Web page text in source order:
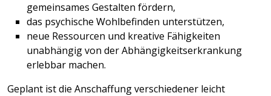
gemeinsames Gestalten fördern,
das psychische Wohlbefinden unterstützen,
neue Ressourcen und kreative Fähigkeiten
unabhängig von der Abhängigkeitserkrankung
erlebbar machen.
Geplant ist die Anschaffung verschiedener leicht